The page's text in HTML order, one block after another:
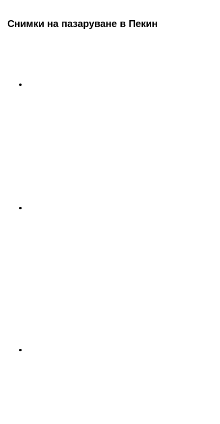
Снимки на пазаруване в Пекин